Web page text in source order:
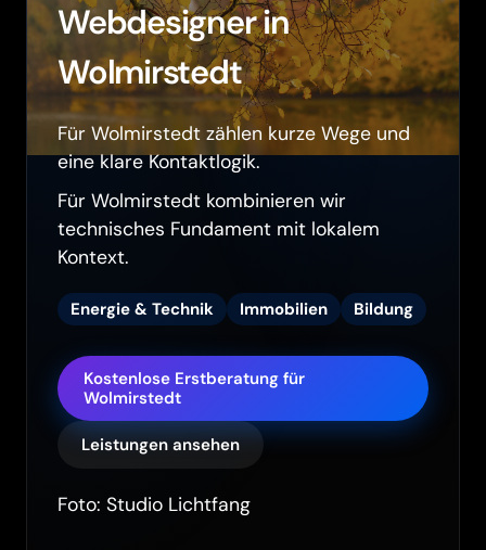
Webdesigner in
Wolmirstedt
Für Wolmirstedt zählen kurze Wege und
eine klare Kontaktlogik.
Für Wolmirstedt kombinieren wir
technisches Fundament mit lokalem
Kontext.
Energie & Technik Immobilien Bildung
Kostenlose Erstberatung für
Wolmirstedt
Leistungen ansehen
Foto: Studio Lichtfang